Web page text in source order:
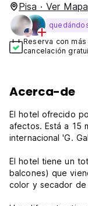
Pisa · Ver Mapa
Reserva con
cancelación
Acerca-de
El hotel ofrecido
afectos. Está a 15
internacional 'G.
El hotel tiene un
balcones) que
color y secador de